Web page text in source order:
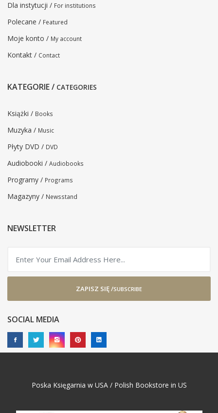
Dla instytucji / For institutions
Polecane / Featured
Moje konto / My account
Kontakt / Contact
KATEGORIE / CATEGORIES
Książki / Books
Muzyka / Music
Płyty DVD / DVD
Audiobooki / Audiobooks
Programy / Programs
Magazyny / Newsstand
NEWSLETTER
ZAPISZ SIĘ /SUBSCRIBE
SOCIAL MEDIA
Poska Księgarnia w USA / Polish Bookstore in US